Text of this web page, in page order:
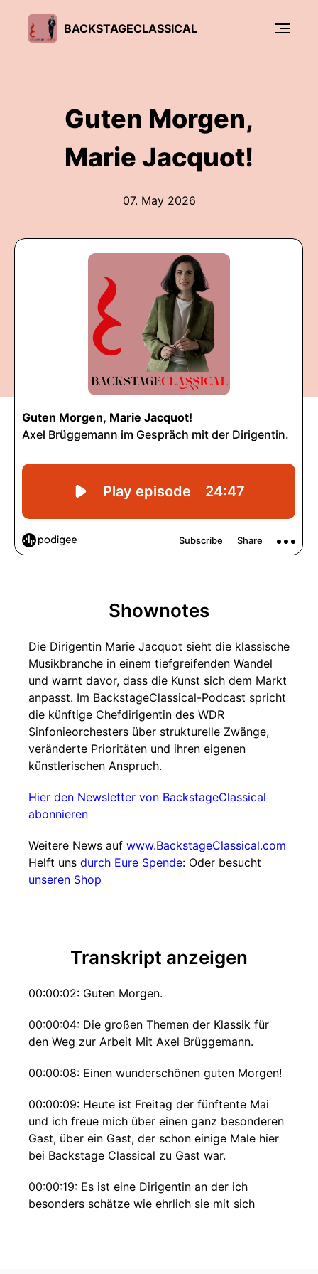
BACKSTAGECLASSICAL
Guten Morgen,
Marie Jacquot!
07. May 2026
Shownotes
Die Dirigentin Marie Jacquot sieht die klassische
Musikbranche in einem tiefgreifenden Wandel
und warnt davor, dass die Kunst sich dem Markt
anpasst. Im BackstageClassical-Podcast spricht
die künftige Chefdirigentin des WDR
Sinfonieorchesters über strukturelle Zwänge,
veränderte Prioritäten und ihren eigenen
künstlerischen Anspruch.
Hier den Newsletter von BackstageClassical
abonnieren
Weitere News auf www.BackstageClassical.com
Helft uns durch Eure Spende: Oder besucht
unseren Shop
Transkript anzeigen
00:00:02: Guten Morgen.
00:00:04: Die großen Themen der Klassik für
den Weg zur Arbeit Mit Axel Brüggemann.
00:00:08: Einen wunderschönen guten Morgen!
00:00:09: Heute ist Freitag der fünftente Mai
und ich freue mich über einen ganz besonderen
Gast, über ein Gast, der schon einige Male hier
bei Backstage Classical zu Gast war.
00:00:19: Es ist eine Dirigentin an der ich
besonders schätze wie ehrlich sie mit sich